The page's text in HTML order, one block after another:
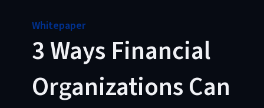
Whitepaper
3 Ways Financial
Organizations Can